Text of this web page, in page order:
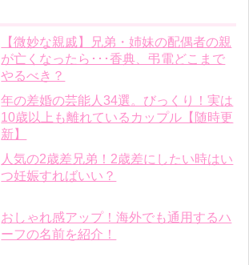
【微妙な親戚】兄弟・姉妹の配偶者の親
が亡くなったら･･･香典、弔電どこまで
やるべき？
年の差婚の芸能人34選。びっくり！実は
10歳以上も離れているカップル【随時更
新】
人気の2歳差兄弟！2歳差にしたい時はい
つ妊娠すればいい？
おしゃれ感アップ！海外でも通用するハ
ーフの名前を紹介！